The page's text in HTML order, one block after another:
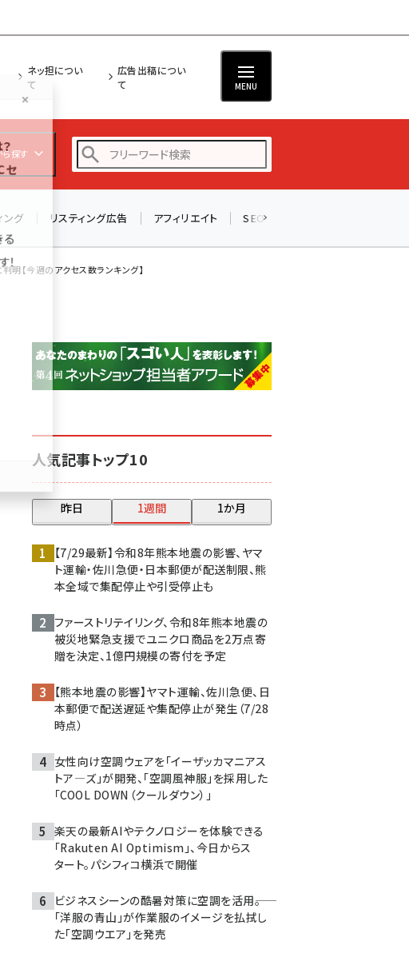
ネッ担につい
て
広告出稿につい
て
MENU
ら探す
yahoo (1901)
アスクル (1119)
base (1075)
ング リスティング広告 アフィリエイト SEO
明【今週のアクセス数ランキング】
人気記事トップ10
昨日 1週間 1か月
【7/29最新】令和8年熊本地震の影響、ヤマ
ト運輸・佐川急便・日本郵便が配送制限、熊
本全域で集配停止や引受停止も
ファーストリテイリング、令和8年熊本地震の
被災地緊急支援でユニクロ商品を2万点寄
贈を決定、1億円規模の寄付を予定
【熊本地震の影響】ヤマト運輸、佐川急便、日
本郵便で配送遅延や集配停止が発生（7/28
時点）
女性向け空調ウェアを「イーザッカマニアス
トア―ズ」が開発、「空調風神服」を採用した
「COOL DOWN（クールダウン）」
楽天の最新AIやテクノロジーを体験できる
「Rakuten AI Optimism」、今日からス
タート。パシフィコ横浜で開催
ビジネスシーンの酷暑対策に空調を活用――。
「洋服の青山」が作業服のイメージを払拭し
た「空調ウエア」を発売
？
セ
る
！